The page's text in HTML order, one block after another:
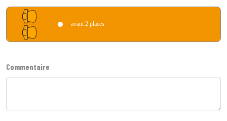
avant 2 places
Commentaire